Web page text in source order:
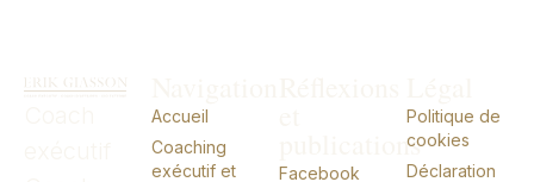
Accueil
Coaching
exécutif et
publications
Facebook
Politique de
cookies
Déclaration